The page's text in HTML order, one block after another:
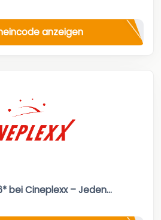
anzeigen
bei Cineplexx – Jeden...